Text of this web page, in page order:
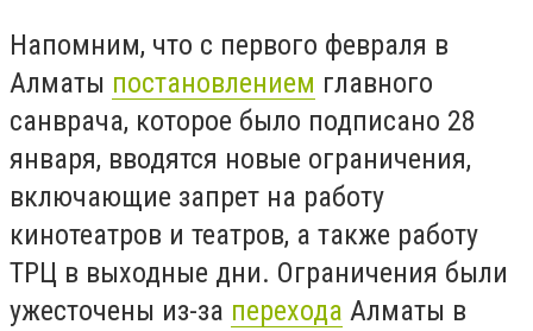
Напомним, что с первого февраля в
Алматы постановлением главного
санврача, которое было подписано 28
января, вводятся новые ограничения,
включающие запрет на работу
кинотеатров и театров, а также работу
ТРЦ в выходные дни. Ограничения были
ужесточены из-за перехода Алматы в